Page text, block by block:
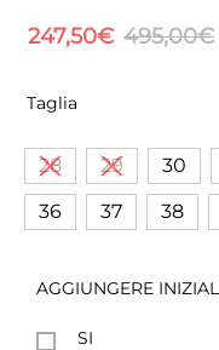
247,50€ 495,00€
Taglia
28 29 30
36
37 38
AGGIUNGERE
SI